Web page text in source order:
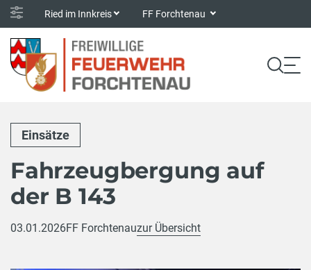
Ried im Innkreis FF Forchtenau
Einsätze
Fahrzeugbergung auf
der B 143
03.01.2026FF Forchtenauzur Übersicht